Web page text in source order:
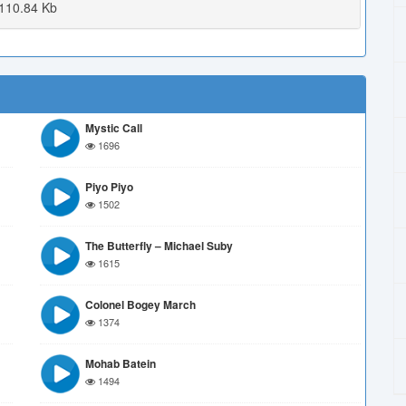
Kb
Mystic Call
1696
Piyo Piyo
1502
The Butterfly – Michael Suby
1615
Colonel Bogey March
1374
Mohab Batein
1494